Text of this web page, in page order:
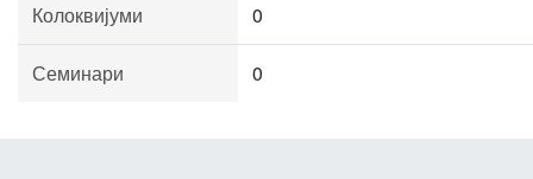
Колоквијуми 0
Семинари 0